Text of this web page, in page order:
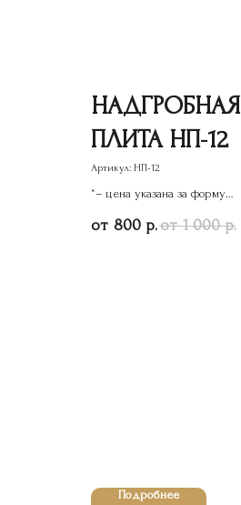
НАДГРОБНАЯ
ПЛИТА НП-12
Артикул: НП-12
*– цена указана за форму
800 р. 1 000 р.
Подробнее